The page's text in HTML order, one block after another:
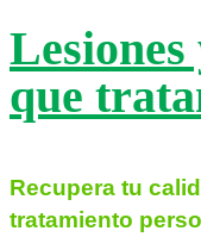
que
Recupera tu
tratamiento